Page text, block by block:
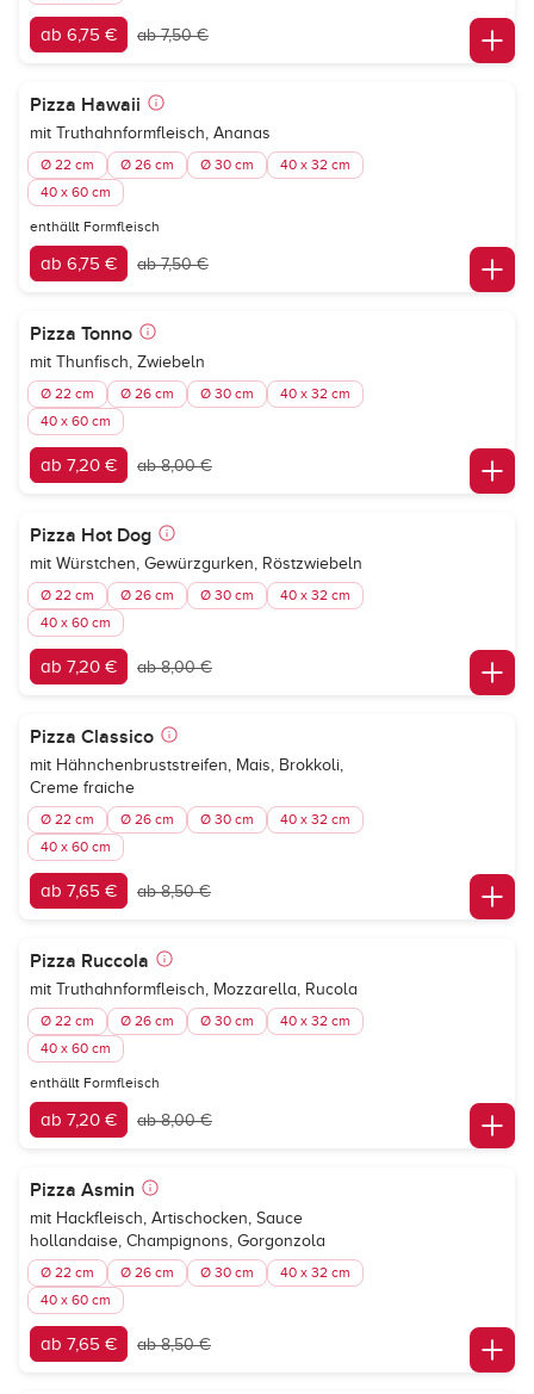
ab 6,75 € ab 7,50 €
Pizza Hawaii
mit Truthahnformfleisch, Ananas
Ø 22 cm Ø 26 cm Ø 30 cm
40 x 32 cm
40 x 60 cm
enthällt Formfleisch
ab 6,75 € ab 7,50 €
Pizza Tonno
mit Thunfisch, Zwiebeln
Ø 22 cm Ø 26 cm Ø 30 cm
40 x 32 cm
40 x 60 cm
ab 7,20 € ab 8,00 €
Pizza Hot Dog
mit Würstchen, Gewürzgurken, Röstzwiebeln
Ø 22 cm Ø 26 cm Ø 30 cm
40 x 32 cm
40 x 60 cm
ab 7,20 € ab 8,00 €
Pizza Classico
mit Hähnchenbruststreifen, Mais, Brokkoli,
Creme fraiche
Ø 22 cm Ø 26 cm Ø 30 cm
40 x 32 cm
40 x 60 cm
ab 7,65 € ab 8,50 €
Pizza Ruccola
mit Truthahnformfleisch, Mozzarella, Rucola
Ø 22 cm Ø 26 cm Ø 30 cm
40 x 32 cm
40 x 60 cm
enthällt Formfleisch
ab 7,20 € ab 8,00 €
Pizza Asmin
mit Hackfleisch, Artischocken, Sauce
hollandaise, Champignons, Gorgonzola
Ø 22 cm Ø 26 cm Ø 30 cm
40 x 32 cm
40 x 60 cm
ab 7,65 € ab 8,50 €